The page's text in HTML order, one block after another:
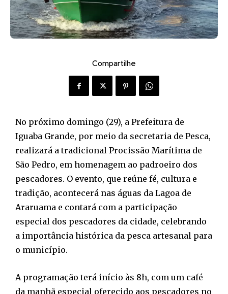
Compartilhe
No próximo domingo (29), a Prefeitura de
Iguaba Grande, por meio da secretaria de Pesca,
realizará a tradicional Procissão Marítima de
São Pedro, em homenagem ao padroeiro dos
pescadores. O evento, que reúne fé, cultura e
tradição, acontecerá nas águas da Lagoa de
Araruama e contará com a participação
especial dos pescadores da cidade, celebrando
a importância histórica da pesca artesanal para
o município.
A programação terá início às 8h, com um café
da manhã especial oferecido aos pescadores no